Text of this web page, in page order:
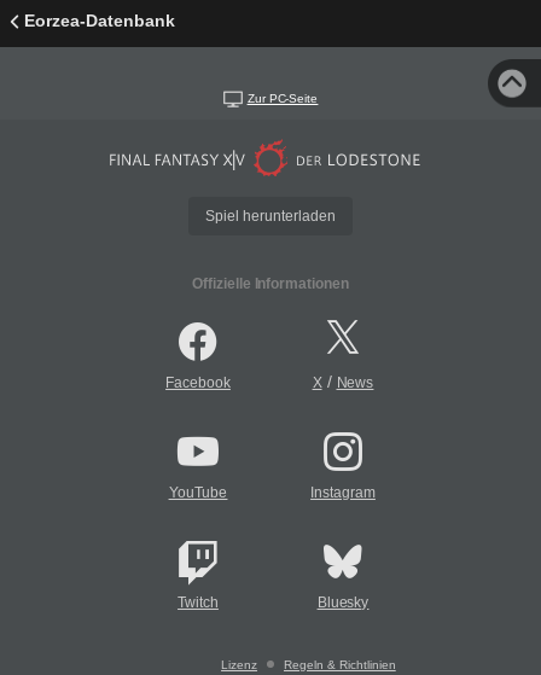
Eorzea-Datenbank
Zur PC-Seite
Spiel herunterladen
Offizielle Informationen
Facebook X/ News
YouTube Instagram
Twitch Bluesky
Lizenz Regeln & Richtlinien